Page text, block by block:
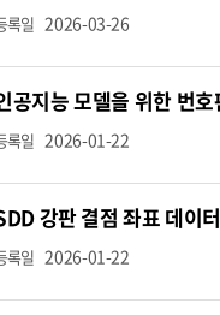
록일 2026-03-26
록일 2026-01-22
강판 결점 좌표 데이터
록일 2026-01-22